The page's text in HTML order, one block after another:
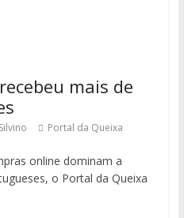
mais de
Portal da Queixa
online dominam a
o Portal da Queixa